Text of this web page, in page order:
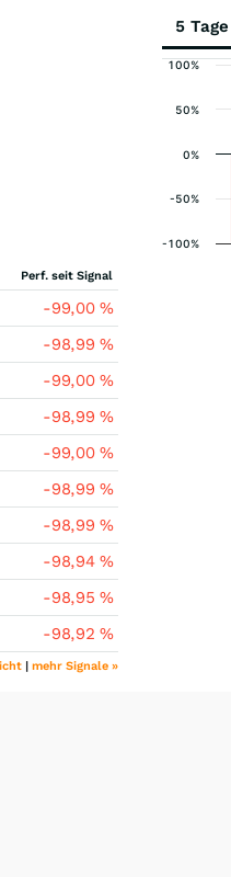
Perf. seit Signal
-99,00%
-98,99%
-99,00%
-98,99%
-99,00%
-98,99%
-98,99%
-98,94%
-98,95%
-98,92%
| mehr Signale »
5 Tage
-100%
-50%
0%
50%
100%